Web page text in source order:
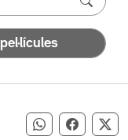
pel·lícules
Compartir